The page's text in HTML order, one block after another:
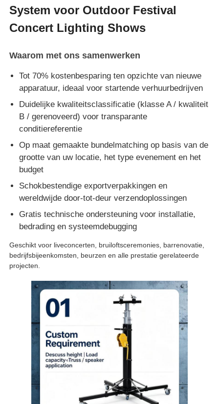
Thuis
Producten
System voor Outdoor Festival
Concert Lighting Shows
Waarom met ons samenwerken
Tot 70% kostenbesparing ten opzichte van nieuwe
apparatuur, ideaal voor startende verhuurbedrijven
Duidelijke kwaliteitsclassificatie (klasse A / kwaliteit
B / gerenoveerd) voor transparante
conditiereferentie
Op maat gemaakte bundelmatching op basis van de
grootte van uw locatie, het type evenement en het
budget
Schokbestendige exportverpakkingen en
wereldwijde door-tot-deur verzendoplossingen
Gratis technische ondersteuning voor installatie,
bedrading en systeemdebugging
Geschikt voor liveconcerten, bruiloftsceremonies, barrenovatie,
bedrijfsbijeenkomsten, beurzen en alle prestatie gerelateerde
projecten.